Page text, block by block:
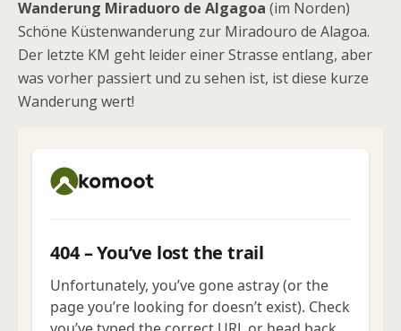
Wanderung Miraduoro de Algagoa (im Norden)
Schöne Küstenwanderung zur Miradouro de Alagoa.
Der letzte KM geht leider einer Strasse entlang, aber
was vorher passiert und zu sehen ist, ist diese kurze
Wanderung wert!